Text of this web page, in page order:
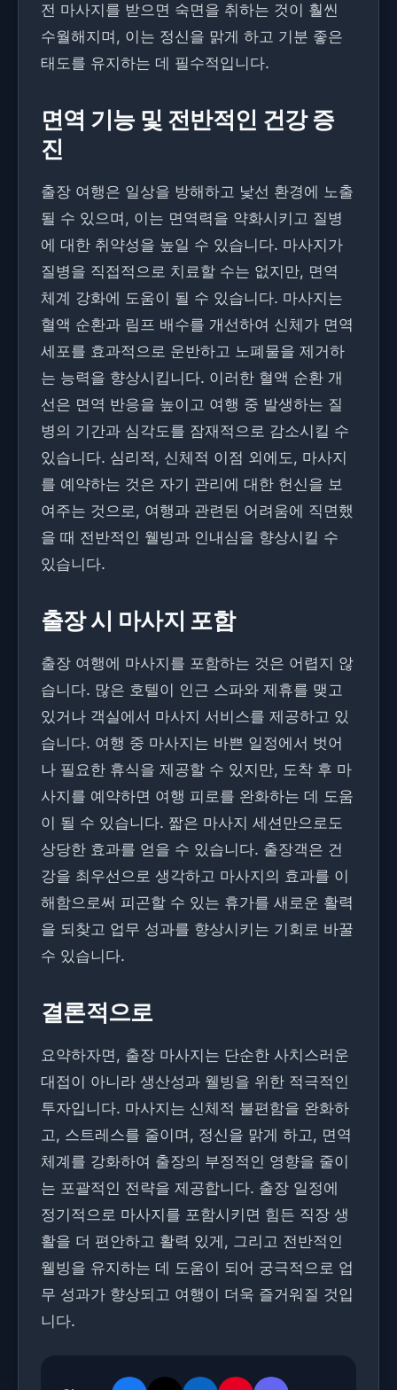
전 마사지를 받으면 숙면을 취하는 것이 훨씬
수월해지며, 이는 정신을 맑게 하고 기분 좋은
태도를 유지하는 데 필수적입니다.
면역 기능 및 전반적인 건강 증
진
출장 여행은 일상을 방해하고 낯선 환경에 노출
될 수 있으며, 이는 면역력을 약화시키고 질병
에 대한 취약성을 높일 수 있습니다. 마사지가
질병을 직접적으로 치료할 수는 없지만, 면역
체계 강화에 도움이 될 수 있습니다. 마사지는
혈액 순환과 림프 배수를 개선하여 신체가 면역
세포를 효과적으로 운반하고 노폐물을 제거하
는 능력을 향상시킵니다. 이러한 혈액 순환 개
선은 면역 반응을 높이고 여행 중 발생하는 질
병의 기간과 심각도를 잠재적으로 감소시킬 수
있습니다. 심리적, 신체적 이점 외에도, 마사지
를 예약하는 것은 자기 관리에 대한 헌신을 보
여주는 것으로, 여행과 관련된 어려움에 직면했
을 때 전반적인 웰빙과 인내심을 향상시킬 수
있습니다.
출장 시 마사지 포함
출장 여행에 마사지를 포함하는 것은 어렵지 않
습니다. 많은 호텔이 인근 스파와 제휴를 맺고
있거나 객실에서 마사지 서비스를 제공하고 있
습니다. 여행 중 마사지는 바쁜 일정에서 벗어
나 필요한 휴식을 제공할 수 있지만, 도착 후 마
사지를 예약하면 여행 피로를 완화하는 데 도움
이 될 수 있습니다. 짧은 마사지 세션만으로도
상당한 효과를 얻을 수 있습니다. 출장객은 건
강을 최우선으로 생각하고 마사지의 효과를 이
해함으로써 피곤할 수 있는 휴가를 새로운 활력
을 되찾고 업무 성과를 향상시키는 기회로 바꿀
수 있습니다.
결론적으로
요약하자면, 출장 마사지는 단순한 사치스러운
대접이 아니라 생산성과 웰빙을 위한 적극적인
투자입니다. 마사지는 신체적 불편함을 완화하
고, 스트레스를 줄이며, 정신을 맑게 하고, 면역
체계를 강화하여 출장의 부정적인 영향을 줄이
는 포괄적인 전략을 제공합니다. 출장 일정에
정기적으로 마사지를 포함시키면 힘든 직장 생
활을 더 편안하고 활력 있게, 그리고 전반적인
웰빙을 유지하는 데 도움이 되어 궁극적으로 업
무 성과가 향상되고 여행이 더욱 즐거워질 것입
니다.